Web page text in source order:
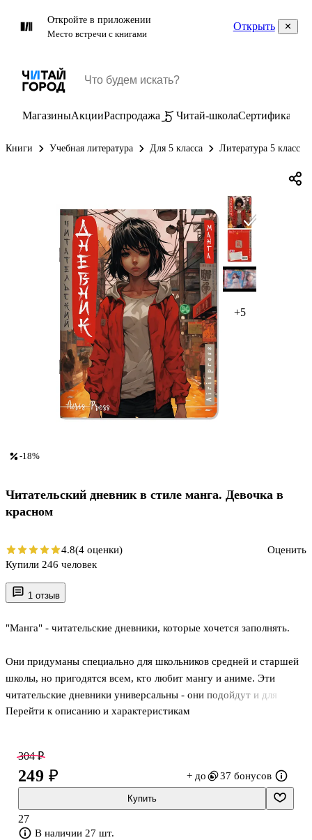
Откройте в приложении
Место встречи с книгами
Открыть
МагазиныАкцииРаспродажа Читай-школаСертификаты
Книги Учебная литература Для 5 класса Литература 5 класс
+5
1 отзыв
"Манга" - читательские дневники, которые хочется заполнять.
Они придуманы специально для школьников средней и старшей
школы, но пригодятся всем, кто любит мангу и аниме. Эти
читательские дневники универсальны - они подойдут и для
мальчиков и для девочек, для каждого найдётся "та самая"
требованиям.
"Манга" с анкетой и страницами, на которых можно записать 24
книги, дополнен пятью разворотами с чёрно-белыми комиксами
в аниме-стиле. При желании их можно раскрасить. Дневник
Перейти к описанию и характеристикам
-18%
Читательский дневник в стиле манга. Девочка в
красном
4.8(4 оценки)
Оценить
Купили 246 человек
304 ₽
249 ₽ + до 37 бонусов
Купить
27
В наличии 27 шт.